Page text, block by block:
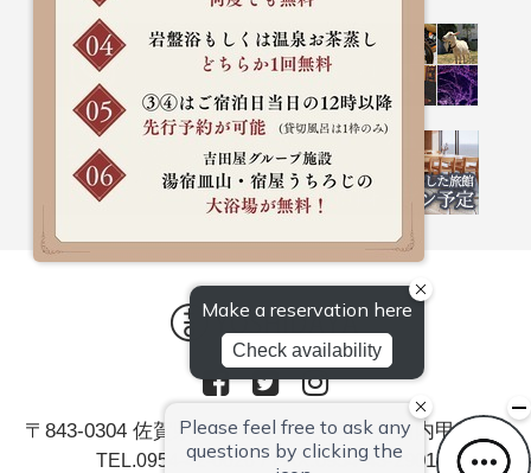
〒843-0304 佐賀県嬉野市嬉野町大字岩屋川内甲379
TEL.0954-42-0026 / FAX.0954-43-2901